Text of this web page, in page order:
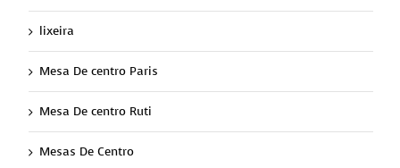
lixeira
Mesa De centro Paris
Mesa De centro Ruti
Mesas De Centro